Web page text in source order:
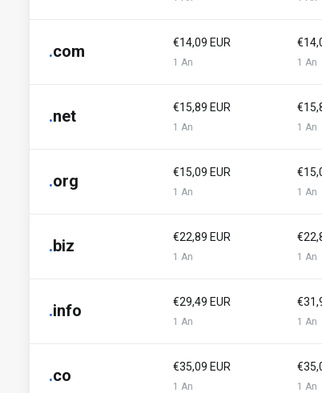
.com €14,09 EUR
1 An 1 An
.net €15,89 EUR
1 An 1 An
.org €15,09 EUR
1 An 1 An
.biz €22,89 EUR
1 An 1 An
.info €29,49 EUR
1 An 1 An
.co €35,09 EUR
1 An 1 An